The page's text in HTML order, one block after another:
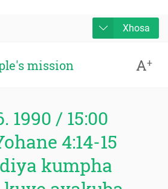
Xhosa
mission A+
1990 / 15:00
4:14-15
kumpha